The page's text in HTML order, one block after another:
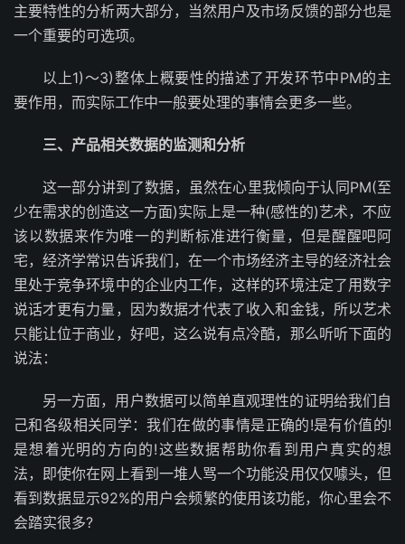
主要特性的分析两大部分，当然用户及市场反馈的部分也是
一个重要的可选项。
以上1)～3)整体上概要性的描述了开发环节中PM的主
要作用，而实际工作中一般要处理的事情会更多一些。
三、产品相关数据的监测和分析
这一部分讲到了数据，虽然在心里我倾向于认同PM(至
少在需求的创造这一方面)实际上是一种(感性的)艺术，不应
该以数据来作为唯一的判断标准进行衡量，但是醒醒吧阿
宅，经济学常识告诉我们，在一个市场经济主导的经济社会
里处于竞争环境中的企业内工作，这样的环境注定了用数字
说话才更有力量，因为数据才代表了收入和金钱，所以艺术
只能让位于商业，好吧，这么说有点冷酷，那么听听下面的
说法：
另一方面，用户数据可以简单直观理性的证明给我们自
己和各级相关同学：我们在做的事情是正确的!是有价值的!
是想着光明的方向的!这些数据帮助你看到用户真实的想
法，即使你在网上看到一堆人骂一个功能没用仅仅噱头，但
看到数据显示92%的用户会频繁的使用该功能，你心里会不
会踏实很多?